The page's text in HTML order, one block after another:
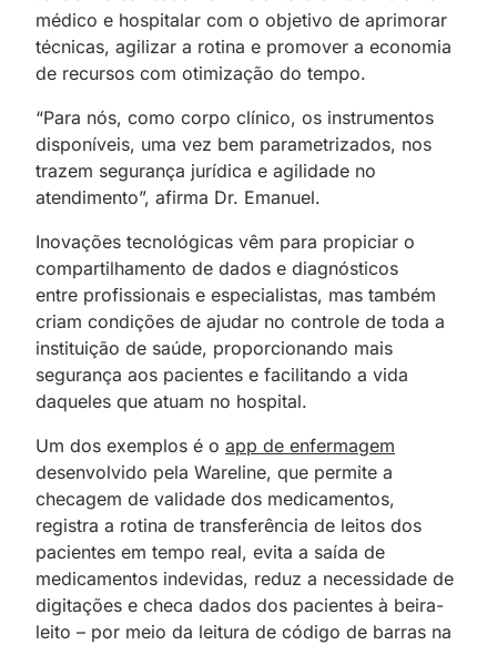
médico e hospitalar com o objetivo de aprimorar
técnicas, agilizar a rotina e promover a economia
de recursos com otimização do tempo.
“Para nós, como corpo clínico, os instrumentos
disponíveis, uma vez bem parametrizados, nos
trazem segurança jurídica e agilidade no
atendimento”, afirma Dr. Emanuel.
Inovações tecnológicas vêm para propiciar o
compartilhamento de dados e diagnósticos
entre profissionais e especialistas, mas também
criam condições de ajudar no controle de toda a
instituição de saúde, proporcionando mais
segurança aos pacientes e facilitando a vida
daqueles que atuam no hospital.
Um dos exemplos é o app de enfermagem
desenvolvido pela Wareline, que permite a
checagem de validade dos medicamentos,
registra a rotina de transferência de leitos dos
pacientes em tempo real, evita a saída de
medicamentos indevidas, reduz a necessidade de
digitações e checa dados dos pacientes à beira-
leito – por meio da leitura de código de barras na